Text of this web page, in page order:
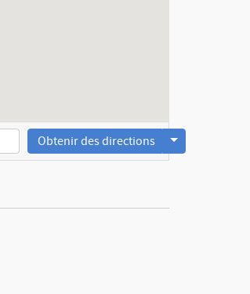
Obtenir des directions